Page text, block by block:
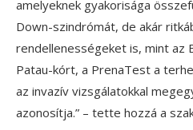
amelyeknek gyakorisága
Down-szindrómát, de akár
rendellenességeket is, mint az
Patau-kórt, a PrenaTest a
az invazív vizsgálatokkal
azonosítja.” – tette hozzá a